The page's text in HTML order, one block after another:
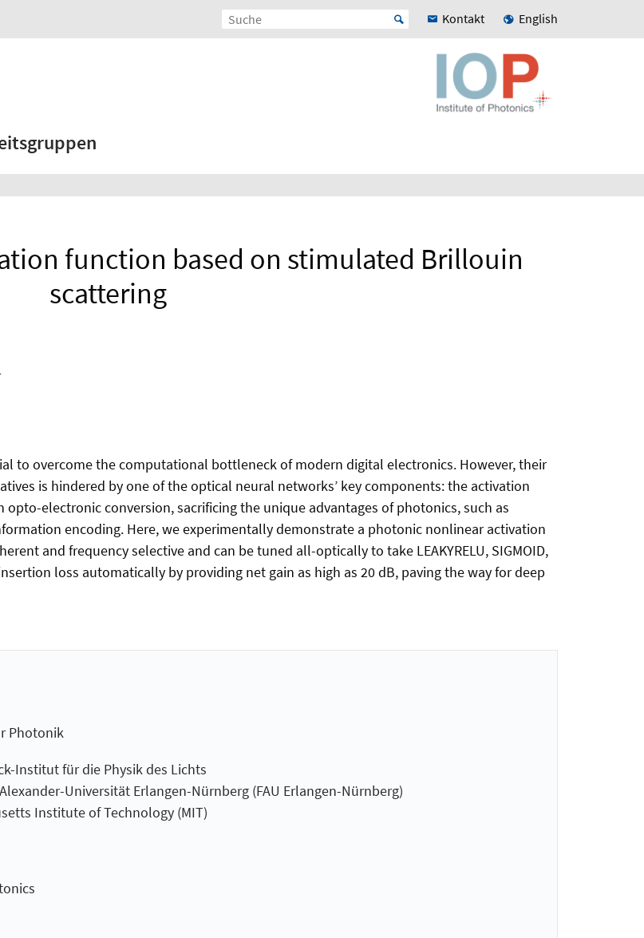
Kontakt English
function based on stimulated Brillouin
scattering
to overcome the computational bottleneck of modern digital electronics. However, their
is hindered by one of the optical neural networks’ key components: the activation
electronic conversion, sacrificing the unique advantages of photonics, such as
encoding. Here, we experimentally demonstrate a photonic nonlinear activation
and frequency selective and can be tuned all-optically to take LEAKYRELU, SIGMOID,
loss automatically by providing net gain as high as 20 dB, paving the way for deep
Photonik
Institut für die Physik des Lichts
Universität Erlangen-Nürnberg (FAU Erlangen-Nürnberg)
Institute of Technology (MIT)